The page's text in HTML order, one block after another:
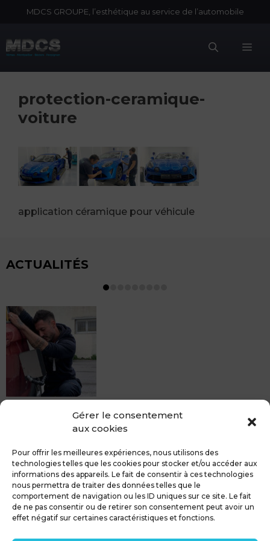
Gérer le consentement
aux cookies
Pour offrir les meilleures expériences, nous utilisons des
technologies telles que les cookies pour stocker et/ou accéder aux
informations des appareils. Le fait de consentir à ces technologies
nous permettra de traiter des données telles que le
comportement de navigation ou les ID uniques sur ce site. Le fait
de ne pas consentir ou de retirer son consentement peut avoir un
effet négatif sur certaines caractéristiques et fonctions.
MDCS GROUPE, l’esthétique au service de l’automobile
protection-ceramique-
voiture
application céramique pour véhicule
ACTUALITÉS
peinture, sans rendez-vous mais Avec le sourire :)
du débosselage vous accueille sans rendez-...
MDCS GROUPE
Mentions légales
Confidentialité & RGPD
Contact